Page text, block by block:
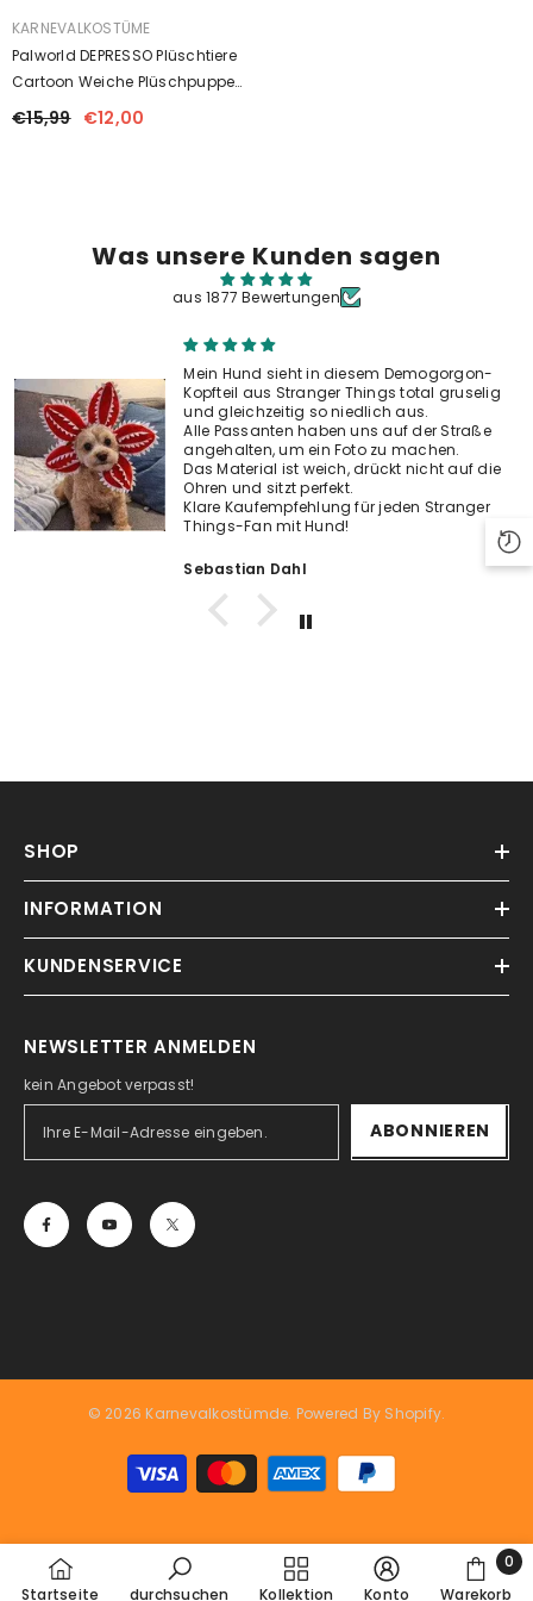
Slytherin/Ravenclaw/Hufflepuff
ANBIETER:
KARNEVALKOSTÜME
Palworld DEPRESSO Plüschtiere
Cartoon Weiche Plüschpuppe
Maskottchen Geburtstag
€15,99 €12,00
Was unsere Kunden sagen
aus 1877 Bewertungen
Mein Hund sieht in diesem Demogorgon-
Kopfteil aus Stranger Things total gruselig
und gleichzeitig so niedlich aus.
Alle Passanten haben uns auf der Straße
angehalten, um ein Foto zu machen.
Das Material ist weich, drückt nicht auf die
Ohren und sitzt perfekt.
Klare Kaufempfehlung für jeden Stranger
Things-Fan mit Hund!
Sebastian Dahl
SHOP
INFORMATION
KUNDENSERVICE
NEWSLETTER ANMELDEN
kein Angebot verpasst!
ABONNIEREN
© 2026 Karnevalkostümde. Powered By Shopify.
Zahlungsarten
Startseite durchsuchen Kollektion Konto Warekorb
0
0